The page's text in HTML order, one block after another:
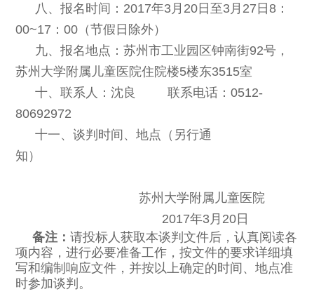
八、报名时间：2017年3月20日至3月27日8：
00~17：00（节假日除外）
九、报名地点：苏州市工业园区钟南街92号，
苏州大学附属儿童医院住院楼5楼东3515室
十、联系人：沈良 联系电话：0512-
80692972
十一、谈判时间、地点（另行通
知）
苏州大学附属儿童医院
2017年3月20日
备注：请投标人获取本谈判文件后，认真阅读各
项内容，进行必要准备工作，按文件的要求详细填
写和编制响应文件，并按以上确定的时间、地点准
时参加谈判。